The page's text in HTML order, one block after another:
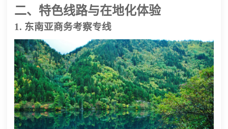
二、特色线路与在地化体验
1. 东南亚商务考察专线